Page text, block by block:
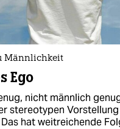
Männlichkeit
Ego
nicht männlich
stereotypen
hat weitreichende